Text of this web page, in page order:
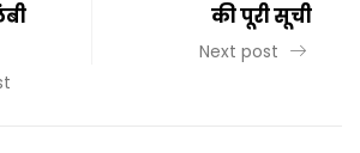
की पूरी सूची
Next post